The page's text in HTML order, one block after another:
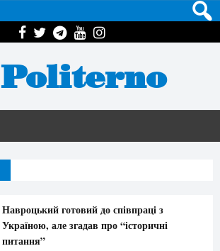
Politerno
Навроцький готовий до співпраці з
Україною, але згадав про “історичні
питання”